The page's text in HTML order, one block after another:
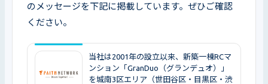
のメッセージを下記に掲載しています。ぜひご確認
ください。
当社は2001年の設立以来、新築一棟RCマ
ンション「GranDuo（グランデュオ）」
を城南3区エリア（世田谷区・目黒区・渋